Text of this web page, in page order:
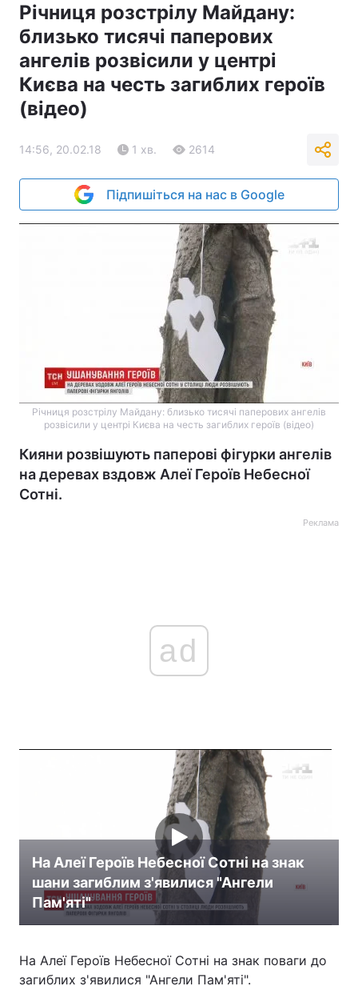
Річниця розстрілу Майдану:
близько тисячі паперових
ангелів розвісили у центрі
Києва на честь загиблих героїв
(відео)
14:56, 20.02.18 1 хв. 2614
Підпишіться на нас в Google
Річниця розстрілу Майдану: близько тисячі паперових ангелів
розвісили у центрі Києва на честь загиблих героїв (відео)
Кияни розвішують паперові фігурки ангелів
на деревах вздовж Алеї Героїв Небесної
Сотні.
Реклама
ad
На Алеї Героїв Небесної Сотні на знак
шани загиблим з'явилися "Ангели
Пам'яті"
На Алеї Героїв Небесної Сотні на знак поваги до
загиблих з'явилися "Ангели Пам'яті".